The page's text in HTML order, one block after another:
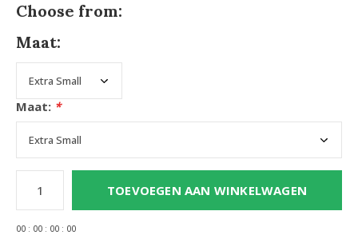
Choose from:
Maat:
Maat: *
TOEVOEGEN AAN WINKELWAGEN
00 : 00 : 00 : 00